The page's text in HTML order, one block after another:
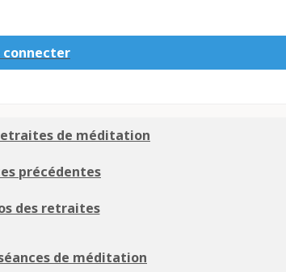
connecter
de méditation
précédentes
des retraites
de méditation